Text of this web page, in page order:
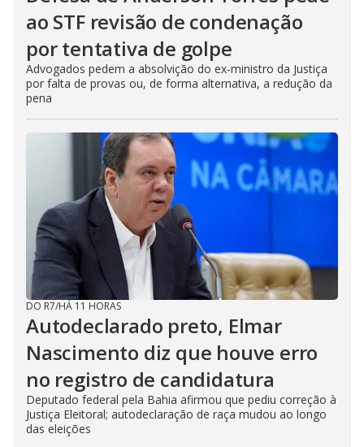
ao STF revisão de condenação
por tentativa de golpe
Advogados pedem a absolvição do ex-ministro da Justiça
por falta de provas ou, de forma alternativa, a redução da
pena
DO R7/HÁ 11 HORAS
Autodeclarado preto, Elmar
Nascimento diz que houve erro
no registro de candidatura
Deputado federal pela Bahia afirmou que pediu correção à
Justiça Eleitoral; autodeclaração de raça mudou ao longo
das eleições